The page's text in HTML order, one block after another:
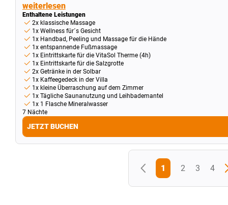
weiterlesen
Enthaltene Leistungen
2x klassische Massage
1x Wellness für´s Gesicht
1x Handbad, Peeling und Massage für die Hände
1x entspannende Fußmassage
1x Eintrittskarte für die VitaSol Therme (4h)
1x Eintrittskarte für die Salzgrotte
2x Getränke in der Solbar
1x Kaffeegedeck in der Villa
1x kleine Überraschung auf dem Zimmer
1x Tägliche Saunanutzung und Leihbademantel
1x 1 Flasche Mineralwasser
7 Nächte
JETZT BUCHEN
1 2 3 4